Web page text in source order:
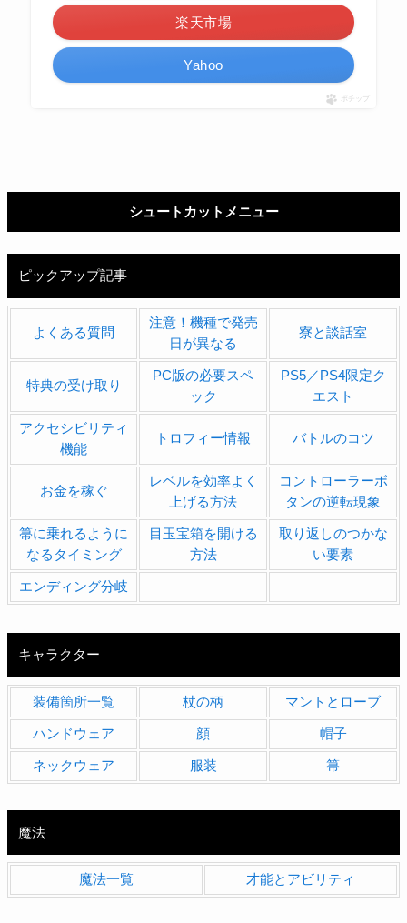
楽天市場
Yahoo
ポチップ
シュートカットメニュー
ピックアップ記事
よくある質問
注意！機種で発売
日が異なる
寮と談話室
特典の受け取り
PC版の必要スペ
ック
PS5／PS4限定ク
エスト
アクセシビリティ
機能
トロフィー情報 バトルのコツ
お金を稼ぐ
レベルを効率よく
上げる方法
コントローラーボ
タンの逆転現象
箒に乗れるように
なるタイミング
目玉宝箱を開ける
方法
取り返しのつかな
い要素
エンディング分岐
キャラクター
装備箇所一覧 杖の柄 マントとローブ
ハンドウェア 顔 帽子
ネックウェア 服装 箒
魔法
魔法一覧 才能とアビリティ